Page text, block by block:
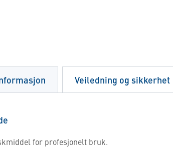
for profesjonelt bruk.
Veiledning og sikkerhet